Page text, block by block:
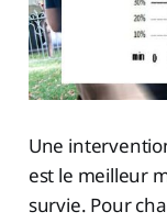
Une
est le meilleur
survie. Pour